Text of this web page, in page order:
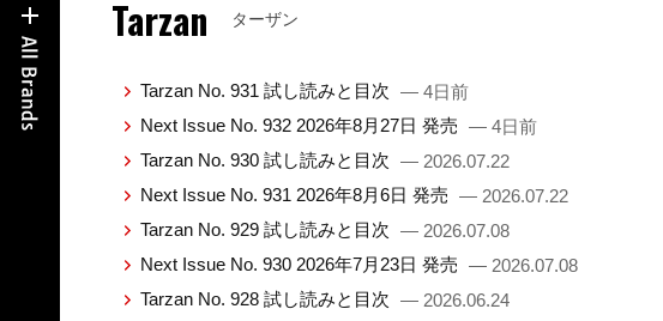
Tarzan ターザン
Tarzan No. 931 試し読みと目次 — 4日前
Next Issue No. 932 2026年8月27日 発売 — 4日前
Tarzan No. 930 試し読みと目次 — 2026.07.22
Next Issue No. 931 2026年8月6日 発売 — 2026.07.22
Tarzan No. 929 試し読みと目次 — 2026.07.08
Next Issue No. 930 2026年7月23日 発売 — 2026.07.08
Tarzan No. 928 試し読みと目次 — 2026.06.24